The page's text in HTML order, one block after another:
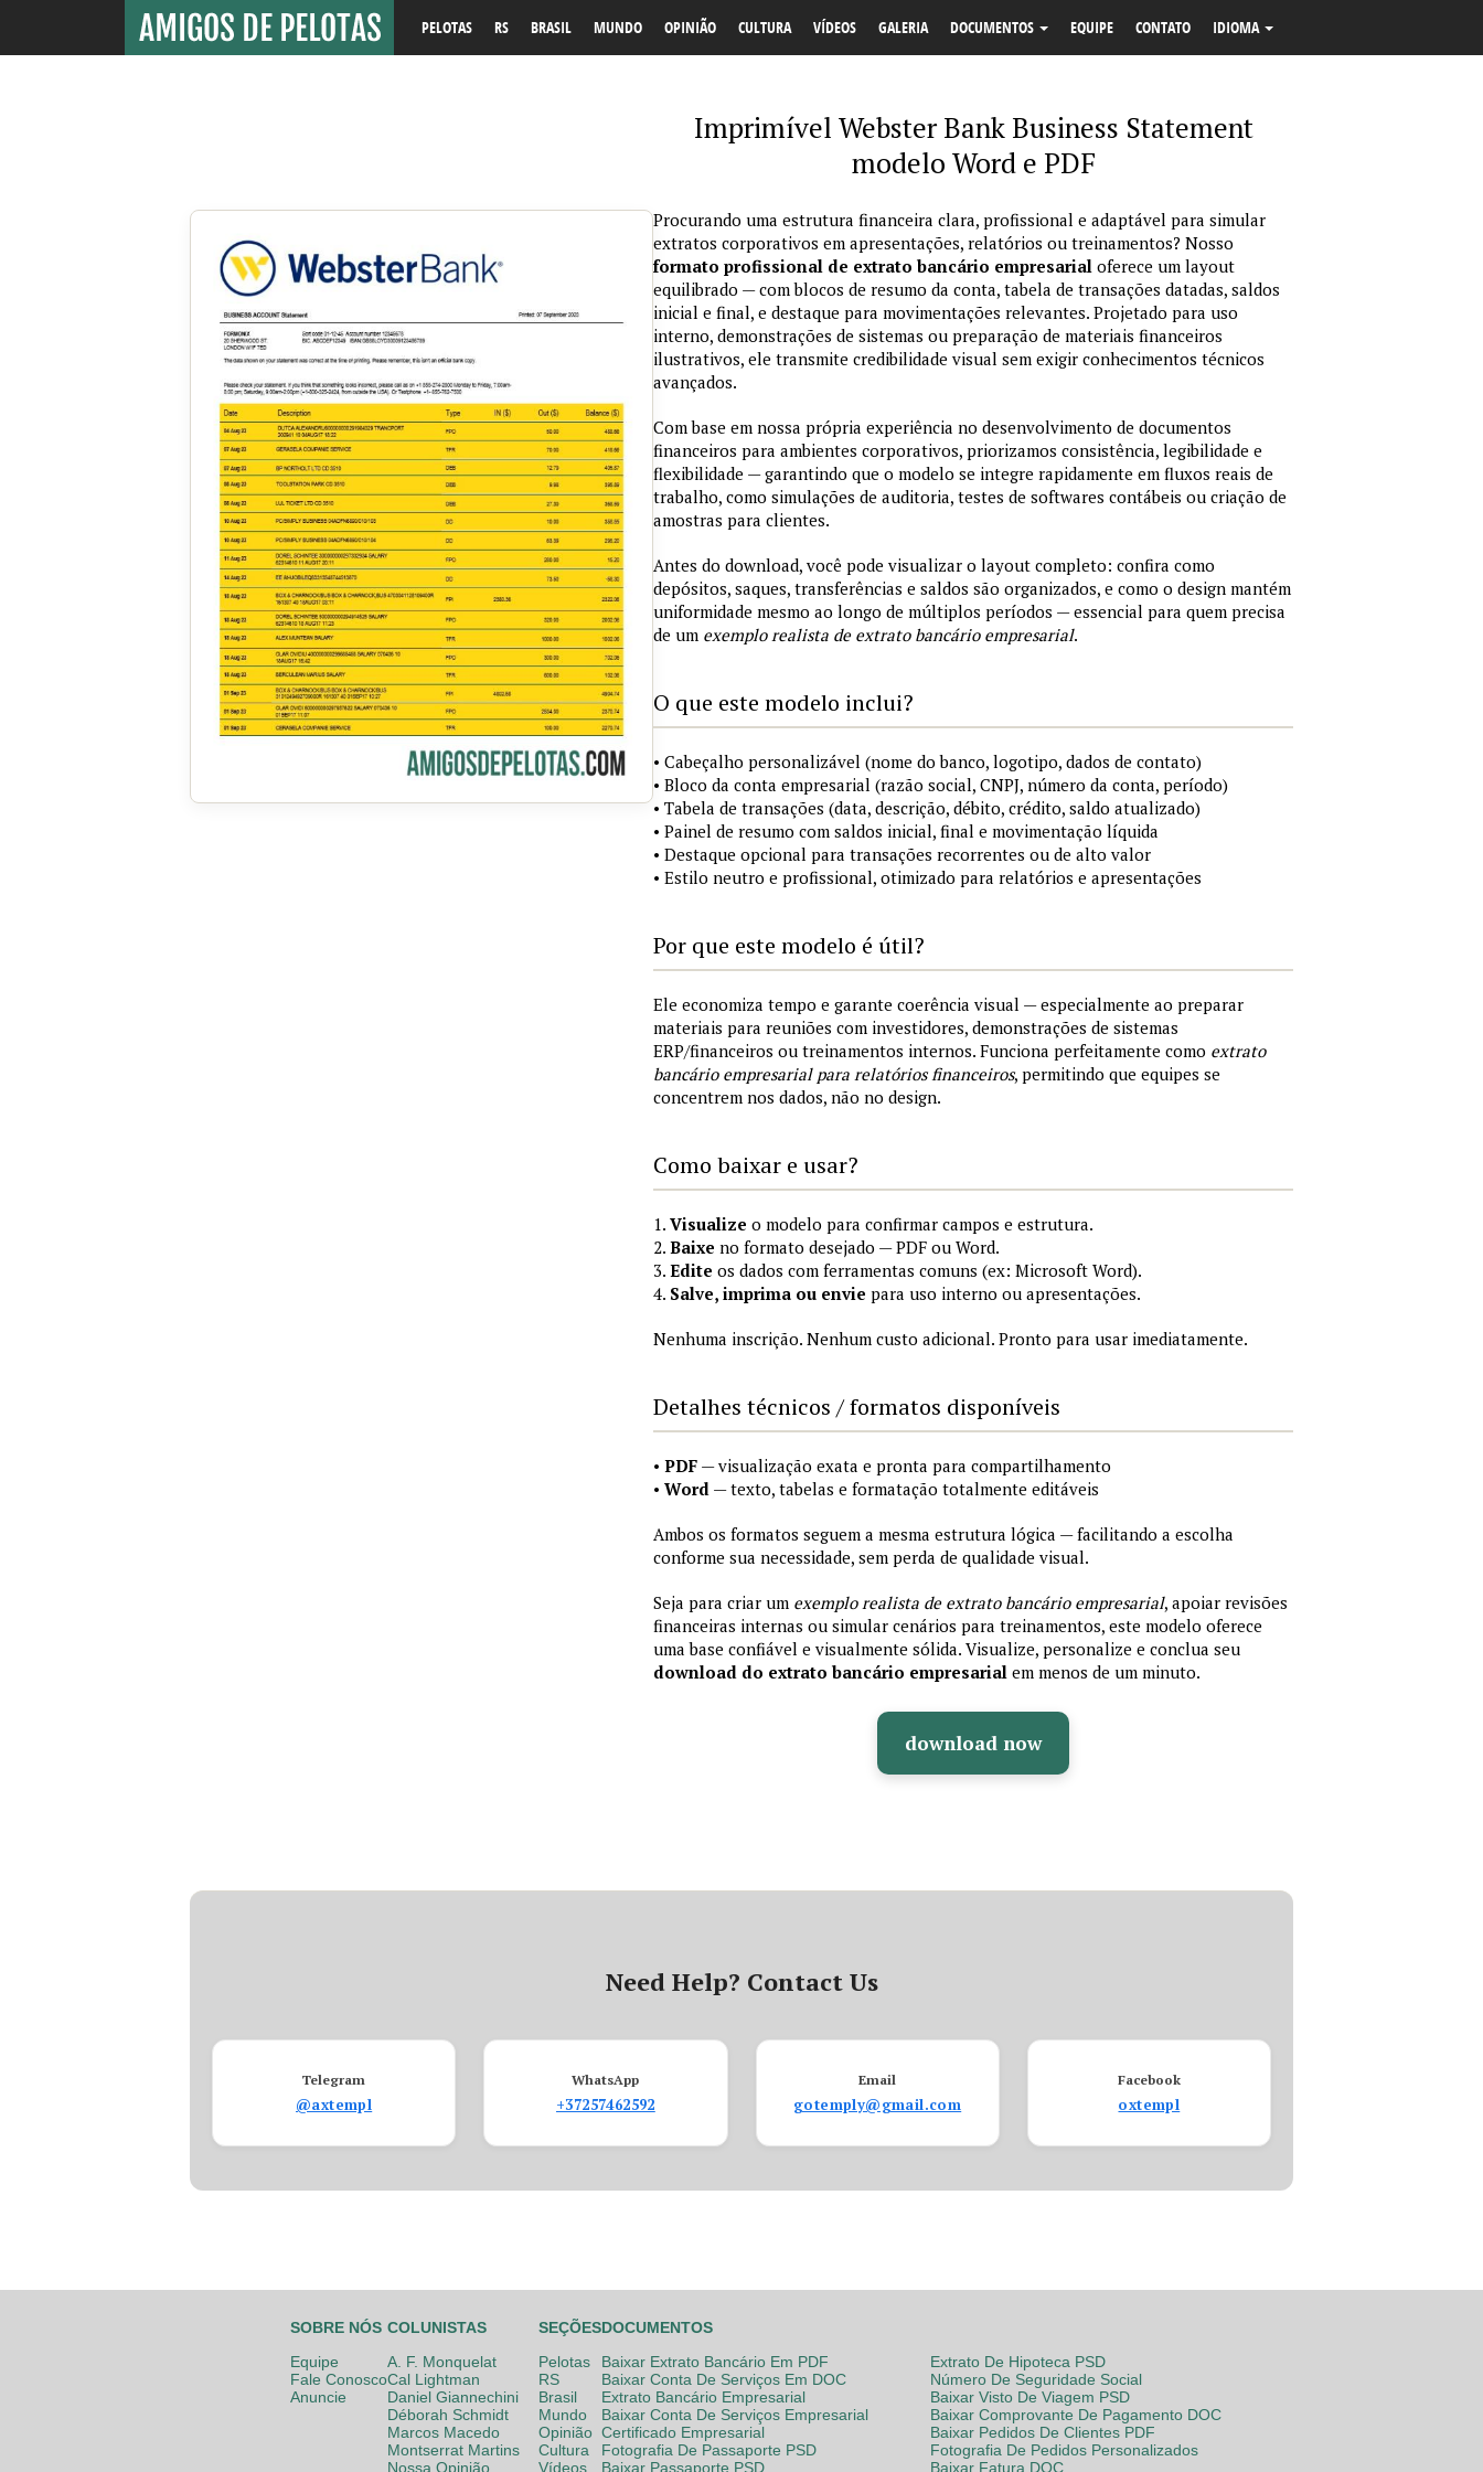
PELOTAS RS BRASIL MUNDO OPINIÃO CULTURA VÍDEOS GALERIA DOCUMENTOS EQUIPE CONTATO IDIOMA
Imprimível Webster Bank Business Statement
modelo Word e PDF
Procurando uma estrutura financeira clara, profissional e adaptável para simular
extratos corporativos em apresentações, relatórios ou treinamentos? Nosso
formato profissional de extrato bancário empresarial oferece um layout
equilibrado — com blocos de resumo da conta, tabela de transações datadas, saldos
inicial e final, e destaque para movimentações relevantes. Projetado para uso
interno, demonstrações de sistemas ou preparação de materiais financeiros
ilustrativos, ele transmite credibilidade visual sem exigir conhecimentos técnicos
avançados.
Com base em nossa própria experiência no desenvolvimento de documentos
financeiros para ambientes corporativos, priorizamos consistência, legibilidade e
flexibilidade — garantindo que o modelo se integre rapidamente em fluxos reais de
trabalho, como simulações de auditoria, testes de softwares contábeis ou criação de
amostras para clientes.
Antes do download, você pode visualizar o layout completo: confira como
depósitos, saques, transferências e saldos são organizados, e como o design mantém
uniformidade mesmo ao longo de múltiplos períodos — essencial para quem precisa
de um exemplo realista de extrato bancário empresarial.
O que este modelo inclui?
• Cabeçalho personalizável (nome do banco, logotipo, dados de contato)
• Bloco da conta empresarial (razão social, CNPJ, número da conta, período)
• Tabela de transações (data, descrição, débito, crédito, saldo atualizado)
• Painel de resumo com saldos inicial, final e movimentação líquida
• Destaque opcional para transações recorrentes ou de alto valor
• Estilo neutro e profissional, otimizado para relatórios e apresentações
Por que este modelo é útil?
Ele economiza tempo e garante coerência visual — especialmente ao preparar
materiais para reuniões com investidores, demonstrações de sistemas
ERP/financeiros ou treinamentos internos. Funciona perfeitamente como extrato
bancário empresarial para relatórios financeiros, permitindo que equipes se
concentrem nos dados, não no design.
Como baixar e usar?
1. Visualize o modelo para confirmar campos e estrutura.
2. Baixe no formato desejado — PDF ou Word.
3. Edite os dados com ferramentas comuns (ex: Microsoft Word).
4. Salve, imprima ou envie para uso interno ou apresentações.
Nenhuma inscrição. Nenhum custo adicional. Pronto para usar imediatamente.
Detalhes técnicos / formatos disponíveis
• PDF — visualização exata e pronta para compartilhamento
• Word — texto, tabelas e formatação totalmente editáveis
Ambos os formatos seguem a mesma estrutura lógica — facilitando a escolha
conforme sua necessidade, sem perda de qualidade visual.
Seja para criar um exemplo realista de extrato bancário empresarial, apoiar revisões
financeiras internas ou simular cenários para treinamentos, este modelo oferece
uma base confiável e visualmente sólida. Visualize, personalize e conclua seu
download do extrato bancário empresarial em menos de um minuto.
download now
Need Help? Contact Us
Telegram
@axtempl
WhatsApp
+37257462592
Email
gotemply@gmail.com
Facebook
oxtempl
SOBRE NÓS
Equipe
Fale Conosco
Anuncie
COLUNISTAS
A. F. Monquelat
Cal Lightman
Daniel Giannechini
Déborah Schmidt
Marcos Macedo
Montserrat Martins
Nossa Opinião
SEÇÕES
Pelotas
RS
Brasil
Mundo
Opinião
Cultura
Vídeos
DOCUMENTOS
Baixar Extrato Bancário Em PDF
Baixar Conta De Serviços Em DOC
Extrato Bancário Empresarial
Baixar Conta De Serviços Empresarial
Certificado Empresarial
Fotografia De Passaporte PSD
Baixar Passaporte PSD
Extrato De Hipoteca PSD
Número De Seguridade Social
Baixar Visto De Viagem PSD
Baixar Comprovante De Pagamento DOC
Baixar Pedidos De Clientes PDF
Fotografia De Pedidos Personalizados
Baixar Fatura DOC